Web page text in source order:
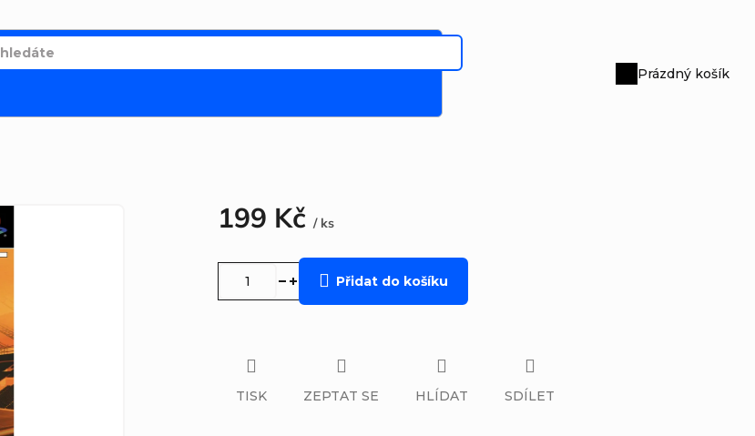
Nákupní
Prázdný košík
199 Kč/ ks
Přidat do košíku
TISK ZEPTAT SE HLÍDAT SDÍLET